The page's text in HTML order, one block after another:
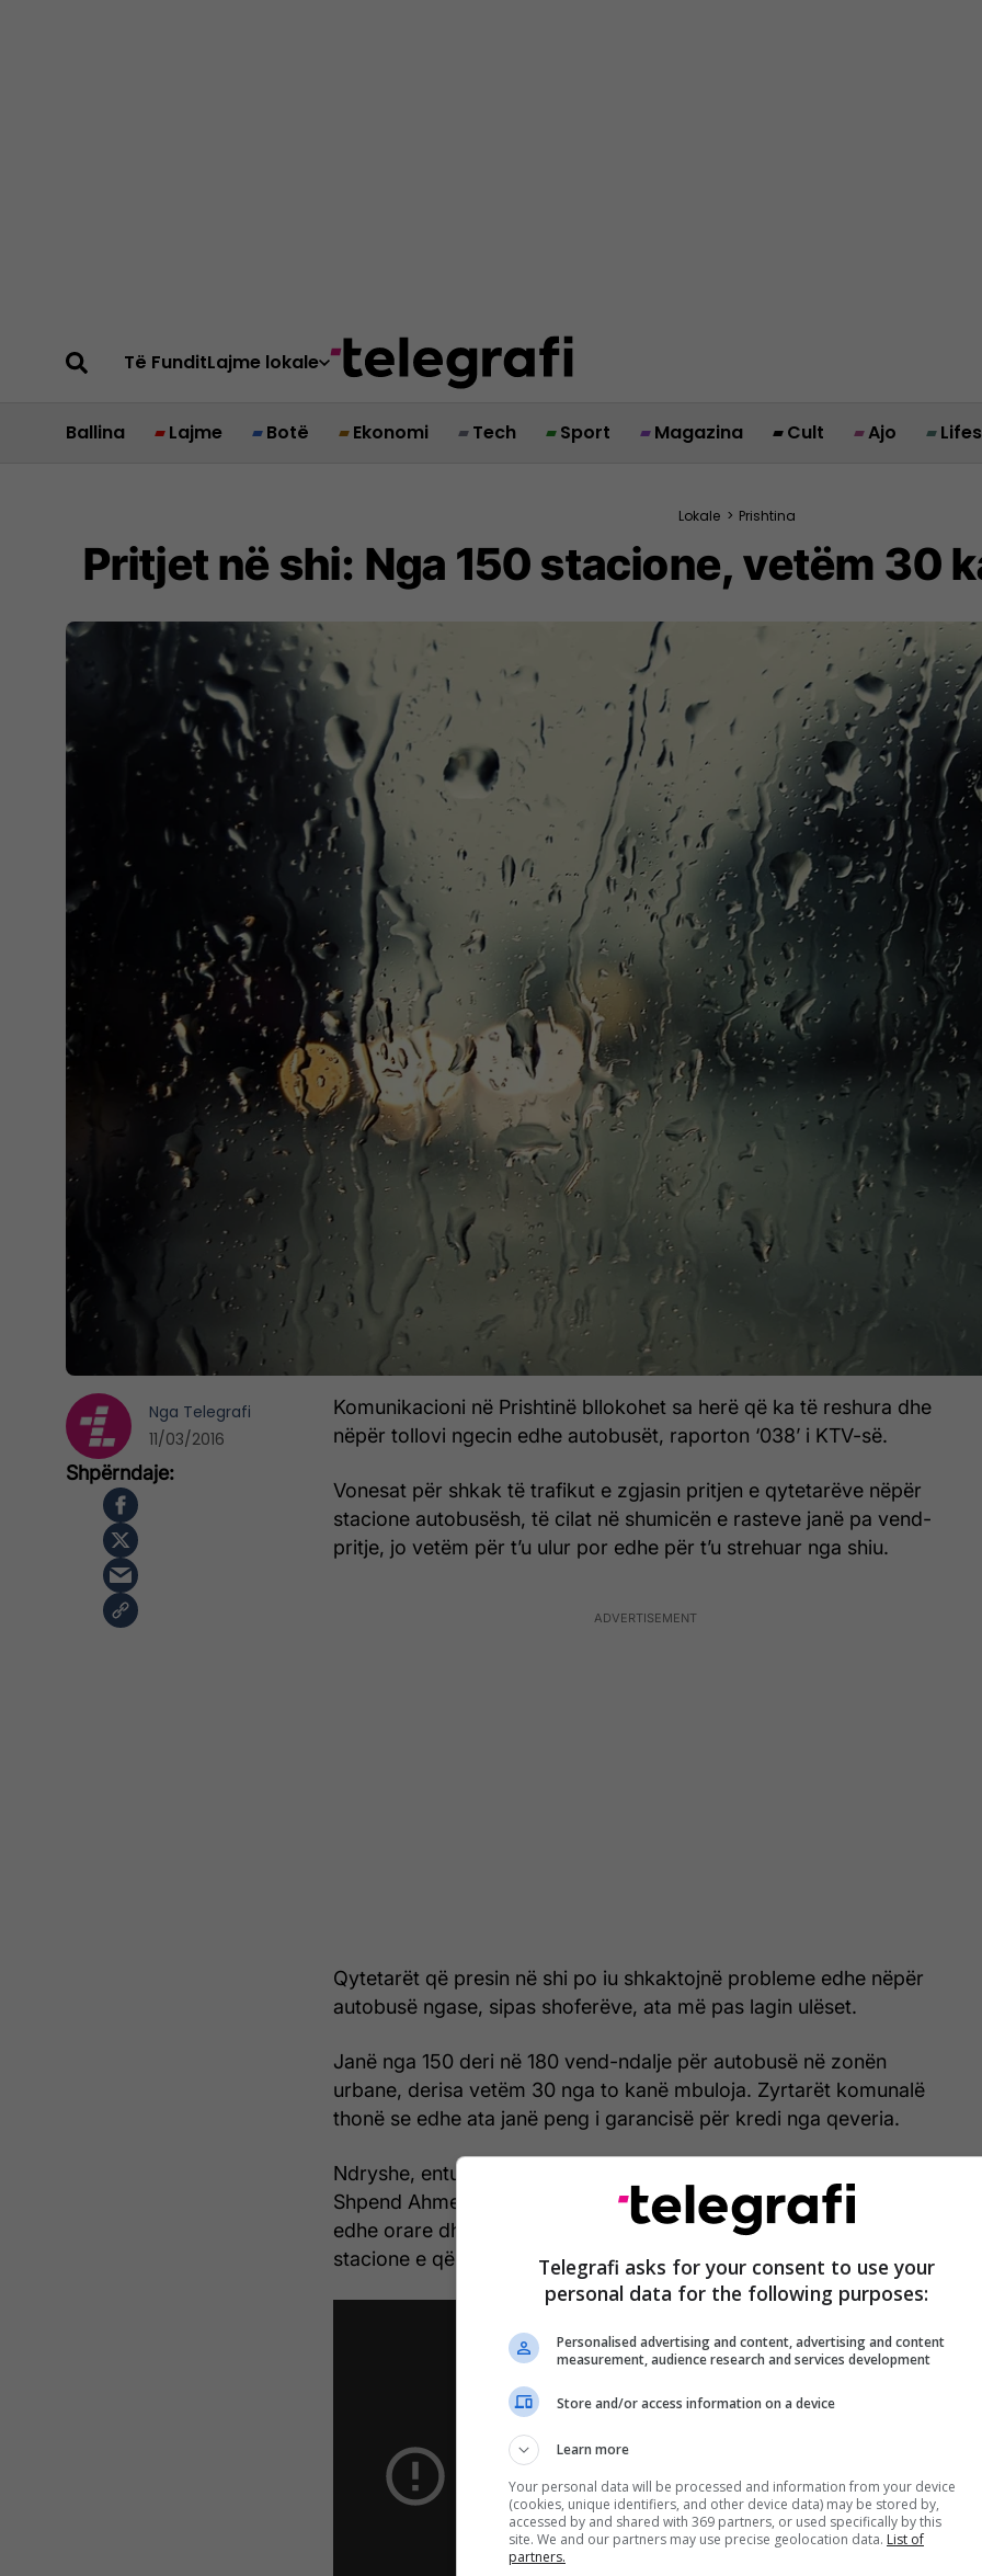
Të FunditLajme lokale
Ballina Lajme Botë Ekonomi Tech Sport Magazina Cult Ajo
Lokale > Prishtina
Pritjet në shi: Nga 150 stacione, vetëm 30
Komunikacioni në Prishtinë bllokohet sa herë që ka të reshura dhe
nëpër tollovi ngecin edhe autobusët, raporton ‘038’ i KTV-së.
Vonesat për shkak të trafikut e zgjasin pritjen e qytetarëve nëpër
stacione autobusësh, të cilat në shumicën e rasteve janë pa vend-
pritje, jo vetëm për t’u ulur por edhe për t’u strehuar nga shiu.
Qytetarët që presin në shi po iu shkaktojnë probleme edhe nëpër
autobusë ngase, sipas shoferëve, ata më pas lagin ulëset.
Janë nga 150 deri në 180 vend-ndalje për autobusë në zonën
urbane, derisa vetëm 30 nga to kanë mbuloja. Zyrtarët komunalë
thonë se edhe ata janë peng i garancisë për kredi nga qeveria.
Ndryshe, entuziast për transportin publik ishte treguar kryetari,
Shpend Ahmeti, në fushatën e vitit 2013. Atëkohë ai pati vendosur
edhe orare dhe njoftim të linjave që mungonin atëkohë nëpër
stacione e që vazhdojnë të mungojnë edhe sot.
Nga Telegrafi
11/03/2016
Telegrafi asks for your consent to use your
personal data for the following purposes:
Personalised advertising and content, advertising and content
measurement, audience research and services development
Store and/or access information on a device
Learn more
Your personal data will be processed and information from your device
(cookies, unique identifiers, and other device data) may be stored by,
accessed by and shared with 369 partners, or used specifically by this
site. We and our partners may use precise geolocation data. List of
partners.